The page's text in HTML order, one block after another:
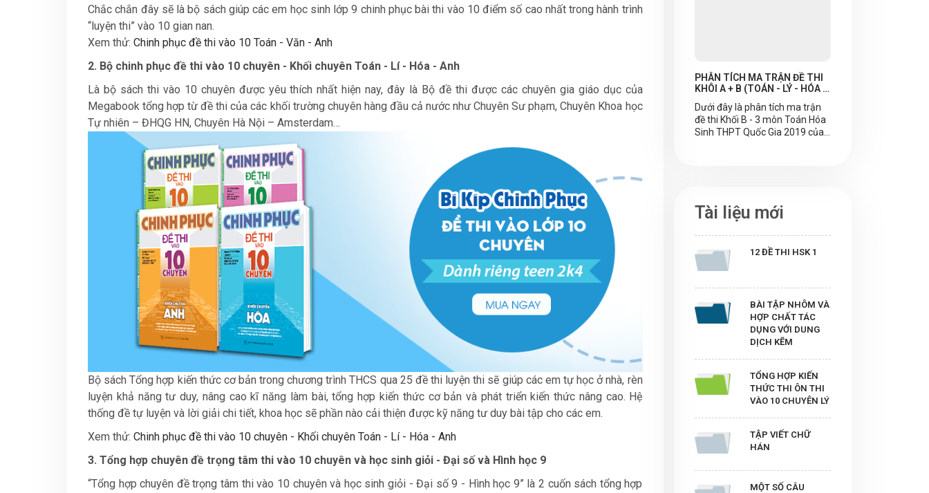
Chắc chắn đây sẽ là bộ sách giúp các em học sinh lớp 9 chinh phục bài thi vào 10 điểm số cao nhất trong hành trình
“luyện thi” vào 10 gian nan.
Xem thử: Chinh phục đề thi vào 10 Toán - Văn - Anh
2. Bộ chinh phục đề thi vào 10 chuyên - Khối chuyên Toán - Lí - Hóa - Anh
Là bộ sách thi vào 10 chuyên được yêu thích nhất hiện nay, đây là Bộ đề thi được các chuyên gia giáo dục của
Megabook tổng hợp từ đề thi của các khối trường chuyên hàng đầu cả nước như Chuyên Sư phạm, Chuyên Khoa học
Tự nhiên – ĐHQG HN, Chuyên Hà Nội – Amsterdam…
Bộ sách Tổng hợp kiến thức cơ bản trong chương trình THCS qua 25 đề thi luyện thi sẽ giúp các em tự học ở nhà, rèn
luyện khả năng tư duy, nâng cao kĩ năng làm bài, tổng hợp kiến thức cơ bản và phát triển kiến thức nâng cao. Hệ
thống đề tự luyện và lời giải chi tiết, khoa học sẽ phần nào cải thiện được kỹ năng tư duy bài tập cho các em.
Xem thử: Chinh phục đề thi vào 10 chuyên - Khối chuyên Toán - Lí - Hóa - Anh
3. Tổng hợp chuyên đề trọng tâm thi vào 10 chuyên và học sinh giỏi - Đại số và Hình học 9
“Tổng hợp chuyên đề trọng tâm thi vào 10 chuyên và học sinh giỏi - Đại số 9 - Hình học 9” là 2 cuốn sách tổng hợp
PHÂN TÍCH MA TRẬN ĐỀ THI
KHÔI A + B (TOÁN - LÝ - HÓA -
Dưới đây là phân tích ma trận
đề thi Khối B - 3 môn Toán Hóa
Sinh THPT Quốc Gia 2019 của
Tài liệu mới
12 ĐỀ THI HSK 1
BÀI TẬP NHÔM VÀ
HỢP CHẤT TÁC
DỤNG VỚI DUNG
DỊCH KẼM
TỔNG HỢP KIẾN
THỨC THI ÔN THI
VÀO 10 CHUYÊN LÝ
TẬP VIẾT CHỮ
HÁN
MỘT SỐ CÂU